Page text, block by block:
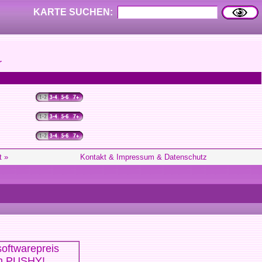
KARTE SUCHEN:
» Kontakt & Impressum & Datenschutz